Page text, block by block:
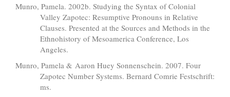
Munro, Pamela. 2002b. Studying the Syntax of Colonial
Valley Zapotec: Resumptive Pronouns in Relative
Clauses. Presented at the Sources and Methods in the
Ethnohistory of Mesoamerica Conference, Los
Angeles.
Munro, Pamela & Aaron Huey Sonnenschein. 2007. Four
Zapotec Number Systems. Bernard Comrie Festschrift:
ms.